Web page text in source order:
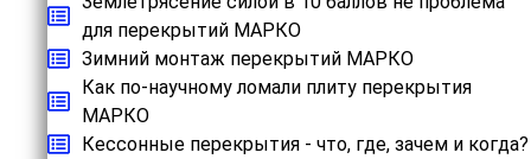
для перекрытий МАРКО
Зимний монтаж перекрытий МАРКО
Как по-научному ломали плиту перекрытия
МАРКО
Кессонные перекрытия - что, где, зачем и когда?